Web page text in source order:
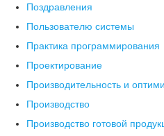
Поздравления
Пользователю системы
Практика программирования
Проектирование
Производительность и
Производство
Производство готовой